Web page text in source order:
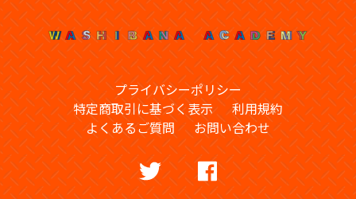
プライバシーポリシー
特定商取引に基づく表示
利用規約
よくあるご質問
お問い合わせ